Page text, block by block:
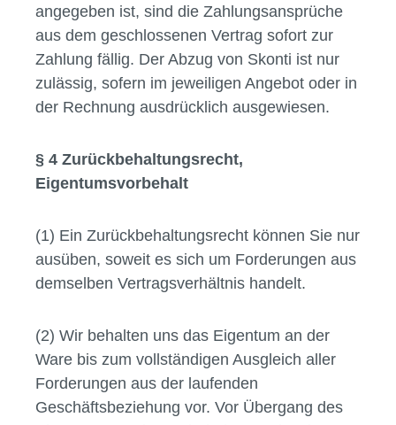
angegeben ist, sind die Zahlungsansprüche
aus dem geschlossenen Vertrag sofort zur
Zahlung fällig. Der Abzug von Skonti ist nur
zulässig, sofern im jeweiligen Angebot oder in
der Rechnung ausdrücklich ausgewiesen.
§ 4 Zurückbehaltungsrecht,
Eigentumsvorbehalt
(1) Ein Zurückbehaltungsrecht können Sie nur
ausüben, soweit es sich um Forderungen aus
demselben Vertragsverhältnis handelt.
(2) Wir behalten uns das Eigentum an der
Ware bis zum vollständigen Ausgleich aller
Forderungen aus der laufenden
Geschäftsbeziehung vor. Vor Übergang des